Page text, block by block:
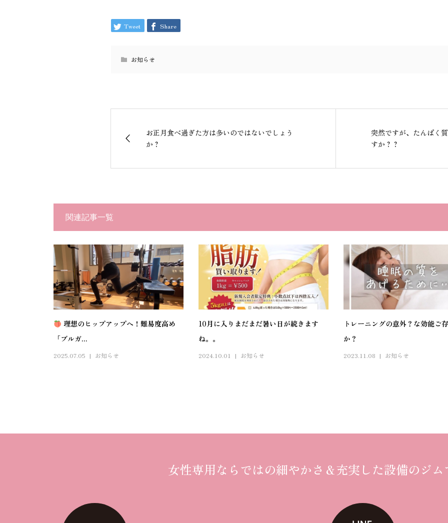
Tweet Share
お知らせ
お正月食べ過ぎた方は多いのではないでしょう
か？
突然ですが、たんぱく
すか？？
関連記事一覧
理想のヒップアップへ！難易度高め
「ブルガ...
2025.07.05 お知らせ
10月に入りまだまだ暑い日が続きます
ね。。
2024.10.01 お知らせ
トレーニングの意外？な効能ご
か？
2023.11.08 お知らせ
女性専用ならではの細やかさ ＆充実した設備のジ